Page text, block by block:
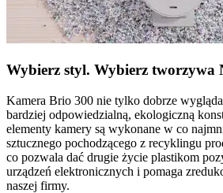
Wybierz styl. Wybierz tworzywa
Kamera Brio 300 nie tylko dobrze
bardziej odpowiedzialną, ekologiczną
elementy kamery są wykonane w co
sztucznego pochodzącego z recyklingu
co pozwala dać drugie życie plastikom
urządzeń elektronicznych i pomaga
naszej firmy.